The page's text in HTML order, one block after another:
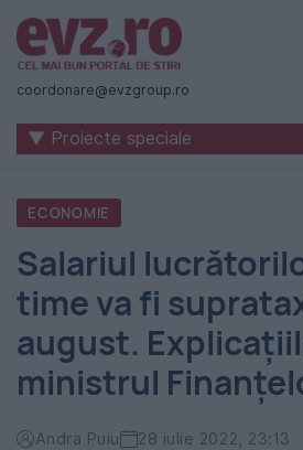
Știri
naționale
internaționale
România
-
Evenimentul
Zilei
coordonare@evzgroup.ro
▼ Proiecte speciale
ECONOMIE
Salariul
time va fi
august.
ministrul
Andra Puiu 28 iulie 2022, 23:13